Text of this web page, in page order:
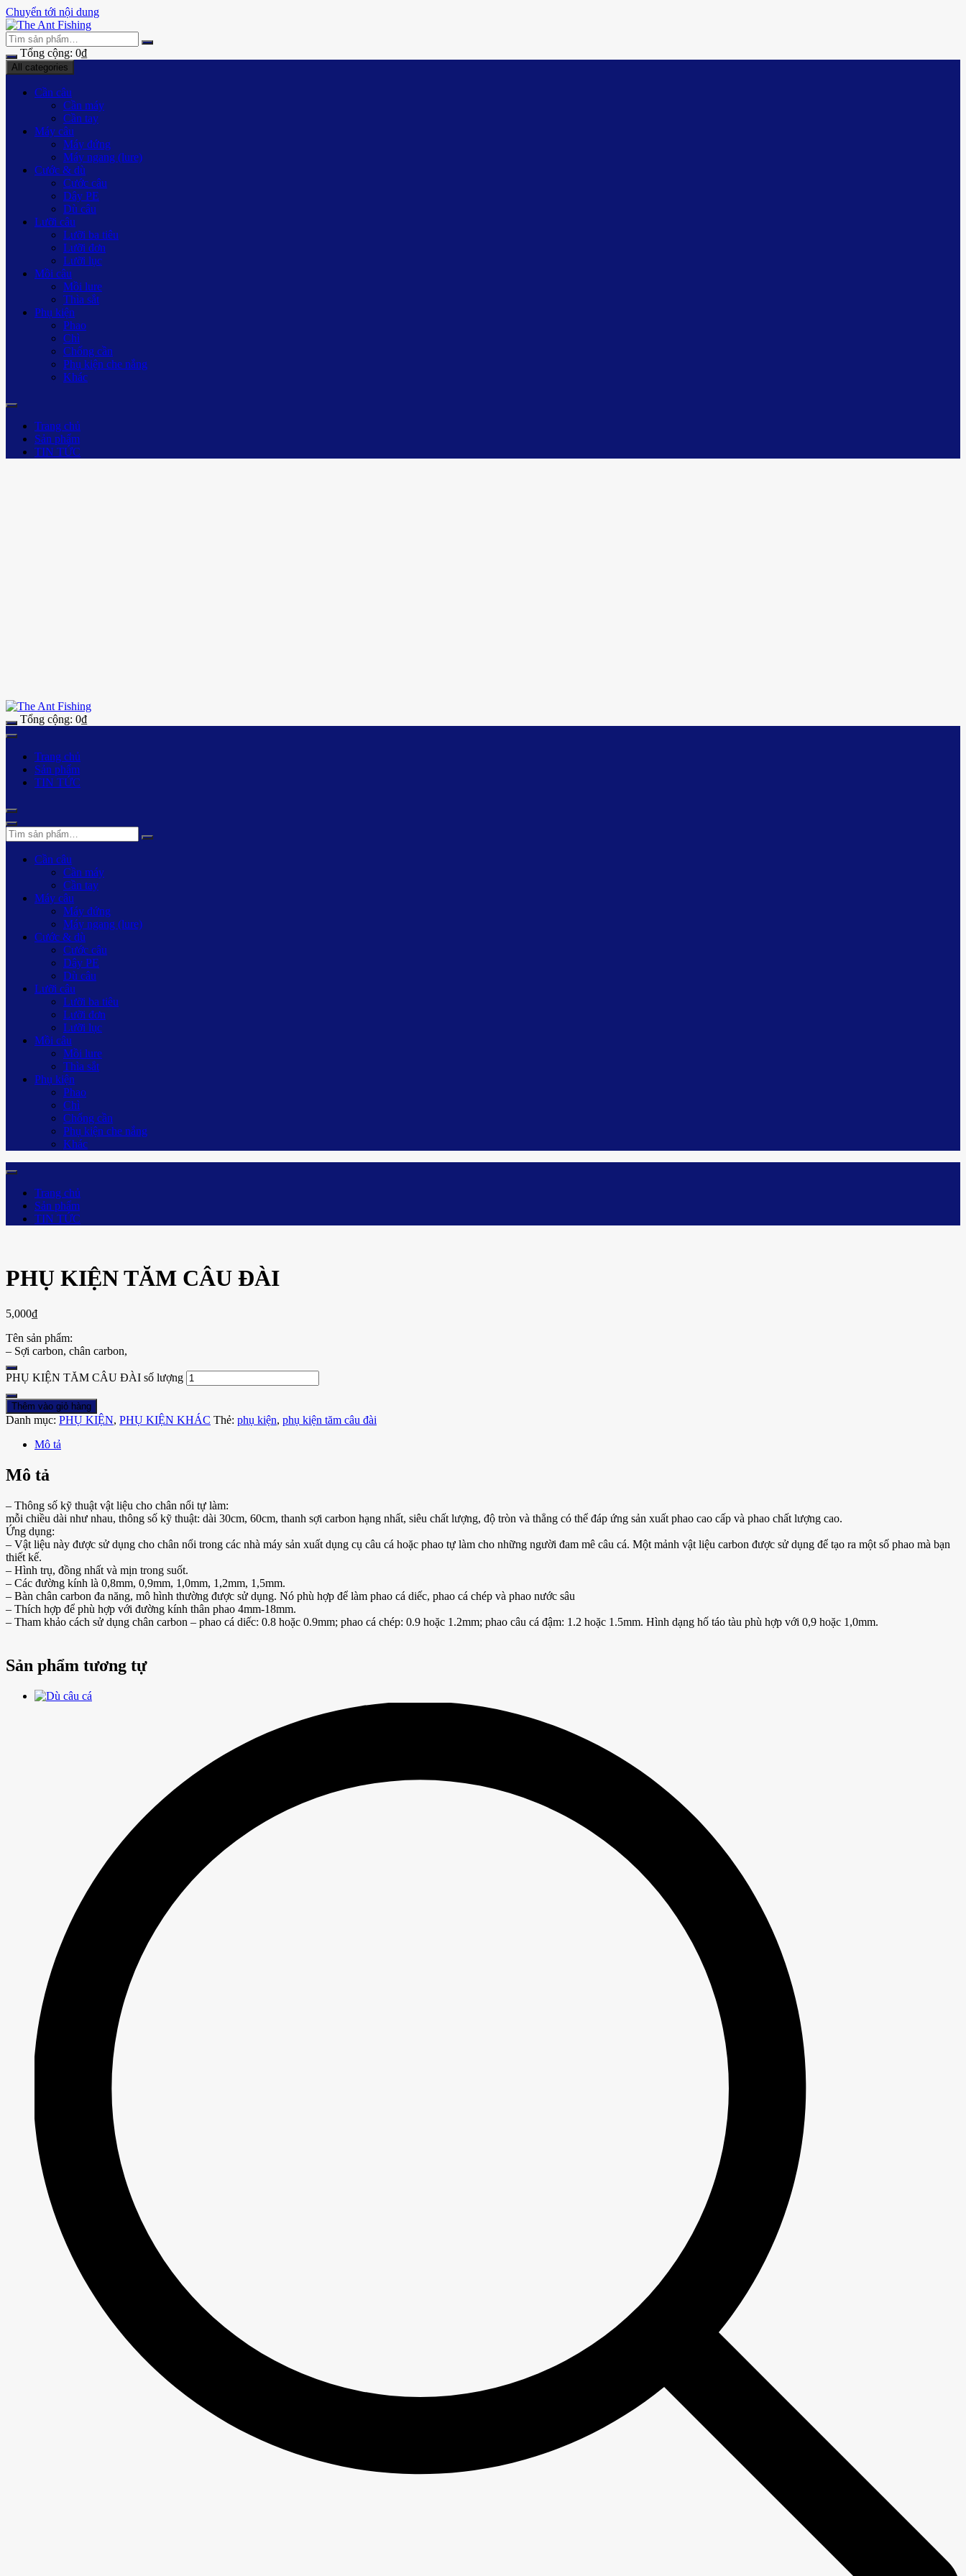
Chuyển tới nội dung
Tổng cộng: 0₫
All categories
Cần câu
Cần máy
Cần tay
Máy câu
Máy đứng
Máy ngang (lure)
Cước & dù
Cước câu
Dây PE
Dù câu
Lưỡi câu
Lưỡi ba tiêu
Lưỡi đơn
Lưỡi lục
Mồi câu
Mồi lure
Thìa sắt
Phụ kiện
Phao
Chì
Chống cần
Phụ kiện che nắng
Khác
Trang chủ
Sản phẩm
TIN TỨC
Tổng cộng: 0₫
Trang chủ
Sản phẩm
TIN TỨC
Cần câu
Cần máy
Cần tay
Máy câu
Máy đứng
Máy ngang (lure)
Cước & dù
Cước câu
Dây PE
Dù câu
Lưỡi câu
Lưỡi ba tiêu
Lưỡi đơn
Lưỡi lục
Mồi câu
Mồi lure
Thìa sắt
Phụ kiện
Phao
Chì
Chống cần
Phụ kiện che nắng
Khác
Trang chủ
Sản phẩm
TIN TỨC
PHỤ KIỆN TĂM CÂU ĐÀI
5,000₫
Tên sản phẩm:
– Sợi carbon, chân carbon,
PHỤ KIỆN TĂM CÂU ĐÀI số lượng
Thêm vào giỏ hàng
Danh mục: PHỤ KIỆN, PHỤ KIỆN KHÁC Thẻ: phụ kiện, phụ kiện tăm câu đài
Mô tả
Mô tả
– Thông số kỹ thuật vật liệu cho chân nổi tự làm:
mỗi chiều dài như nhau, thông số kỹ thuật: dài 30cm, 60cm, thanh sợi carbon hạng nhất, siêu chất lượng, độ tròn và thẳng có thể đáp ứng sản xuất phao cao cấp và phao chất lượng cao.
Ứng dụng:
– Vật liệu này được sử dụng cho chân nổi trong các nhà máy sản xuất dụng cụ câu cá hoặc phao tự làm cho những người đam mê câu cá. Một mảnh vật liệu carbon được sử dụng để tạo ra một số phao mà bạn
thiết kế.
– Hình trụ, đồng nhất và mịn trong suốt.
– Các đường kính là 0,8mm, 0,9mm, 1,0mm, 1,2mm, 1,5mm.
– Bàn chân carbon đa năng, mô hình thường được sử dụng. Nó phù hợp để làm phao cá diếc, phao cá chép và phao nước sâu
– Thích hợp để phù hợp với đường kính thân phao 4mm-18mm.
– Tham khảo cách sử dụng chân carbon – phao cá diếc: 0.8 hoặc 0.9mm; phao cá chép: 0.9 hoặc 1.2mm; phao câu cá đậm: 1.2 hoặc 1.5mm. Hình dạng hố táo tàu phù hợp với 0,9 hoặc 1,0mm.
Sản phẩm tương tự